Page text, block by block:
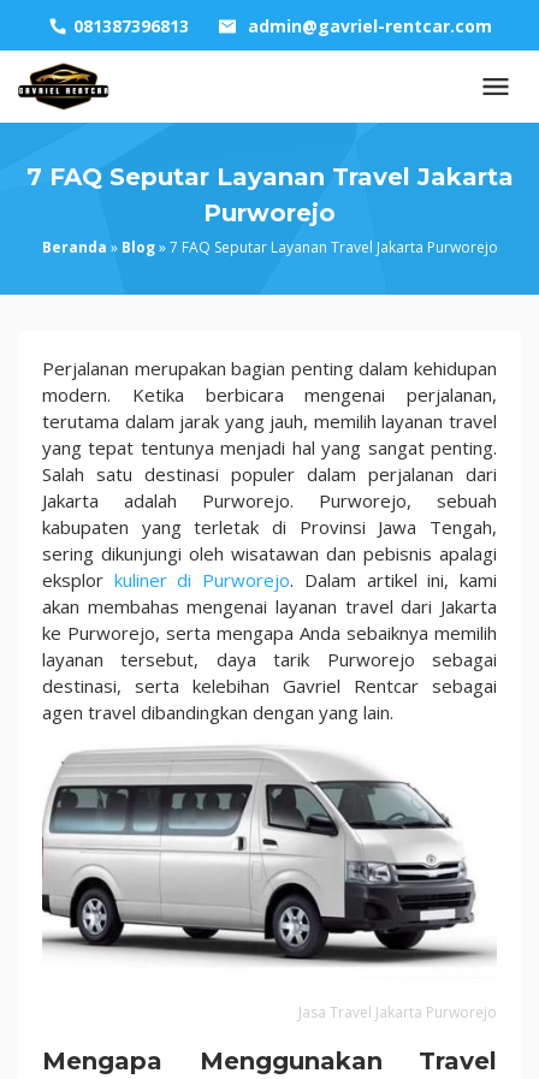
content
081387396813 admin@gavriel-rentcar.com
7 FAQ Seputar Layanan Travel Jakarta
Purworejo
Beranda » Blog»7 FAQ Seputar Layanan Travel Jakarta Purworejo
7
FAQ
Seputar
Layanan
Travel
Jakarta
Purworejo
Perjalanan merupakan bagian penting dalam kehidupan
modern. Ketika berbicara mengenai perjalanan,
terutama dalam jarak yang jauh, memilih layanan travel
yang tepat tentunya menjadi hal yang sangat penting.
Salah satu destinasi populer dalam perjalanan dari
Jakarta adalah Purworejo. Purworejo, sebuah
kabupaten yang terletak di Provinsi Jawa Tengah,
sering dikunjungi oleh wisatawan dan pebisnis apalagi
eksplor kuliner di Purworejo. Dalam artikel ini, kami
akan membahas mengenai layanan travel dari Jakarta
ke Purworejo, serta mengapa Anda sebaiknya memilih
layanan tersebut, daya tarik Purworejo sebagai
destinasi, serta kelebihan Gavriel Rentcar sebagai
agen travel dibandingkan dengan yang lain.
Jasa Travel Jakarta Purworejo
Mengapa Menggunakan Travel